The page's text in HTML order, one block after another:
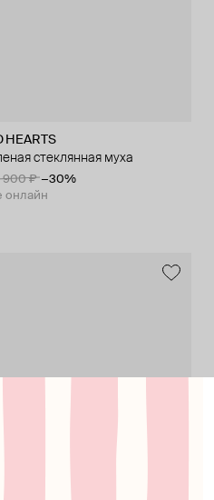
HEARTS
стеклянная муха
900 ₽ −30%
онлайн